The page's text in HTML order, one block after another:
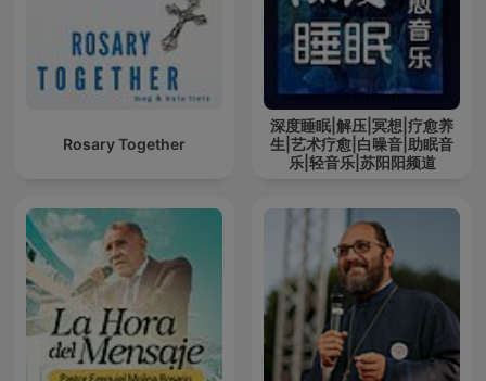
Rosary Together
深度睡眠|解压|冥想|疗愈养
生|艺术疗愈|白噪音|助眠音
乐|轻音乐|苏阳阳频道